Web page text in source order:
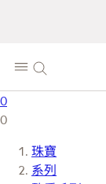
0
0
珠寶
系列